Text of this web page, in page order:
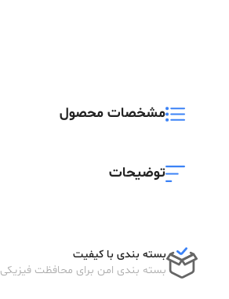
مشخصات محصول
توضیحات
بسته بندی با کیفیت
بسته بندی امن برای محافظت فیزیکی